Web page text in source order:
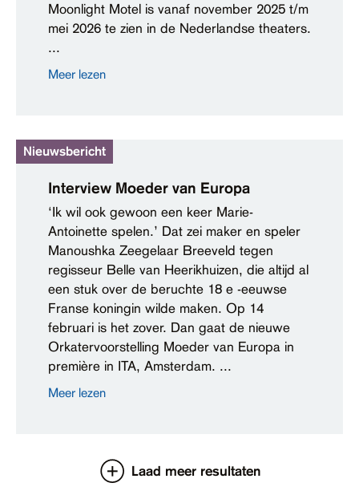
Moonlight Motel is vanaf november 2025 t/m
mei 2026 te zien in de Nederlandse theaters.
...
Meer lezen
Nieuwsbericht
Interview Moeder van Europa
‘Ik wil ook gewoon een keer Marie-
Antoinette spelen.’ Dat zei maker en speler
Manoushka Zeegelaar Breeveld tegen
regisseur Belle van Heerikhuizen, die altijd al
een stuk over de beruchte 18 e -eeuwse
Franse koningin wilde maken. Op 14
februari is het zover. Dan gaat de nieuwe
Orkatervoorstelling Moeder van Europa in
première in ITA, Amsterdam. ...
Meer lezen
Laad meer resultaten